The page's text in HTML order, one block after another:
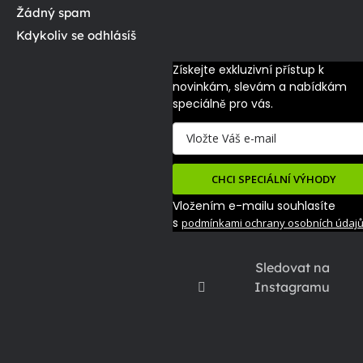
Sledovat na
Instagramu
Žádný spam
Kdykoliv se odhlásíš
Získejte exkluzivní přístup k
novinkám, slevám a nabídkám
speciálně pro vás.
CHCI SPECIÁLNÍ VÝHODY
Vložením e-mailu souhlasíte
s podmínkami ochrany osobních údajů